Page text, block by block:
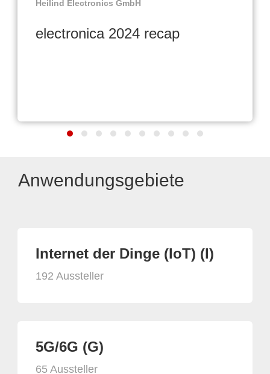
Heilind Electronics GmbH
electronica 2024 recap
Anwendungsgebiete
Internet der Dinge (IoT) (I)
192 Aussteller
5G/6G (G)
65 Aussteller